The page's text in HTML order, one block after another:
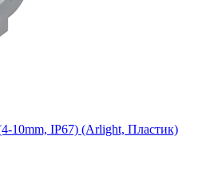
10mm, IP67) (Arlight, Пластик)